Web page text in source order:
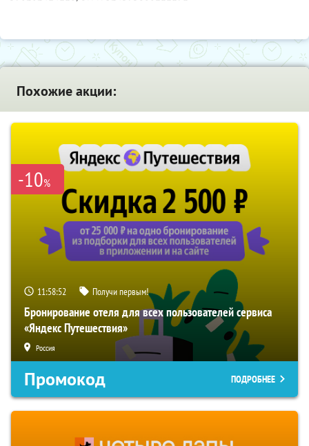
Похожие акции:
-10%
11:58:51 Получи первым!
Бронирование отеля для всех пользователей сервиса
«Яндекс Путешествия»
Россия
Промокод ПОДРОБНЕЕ